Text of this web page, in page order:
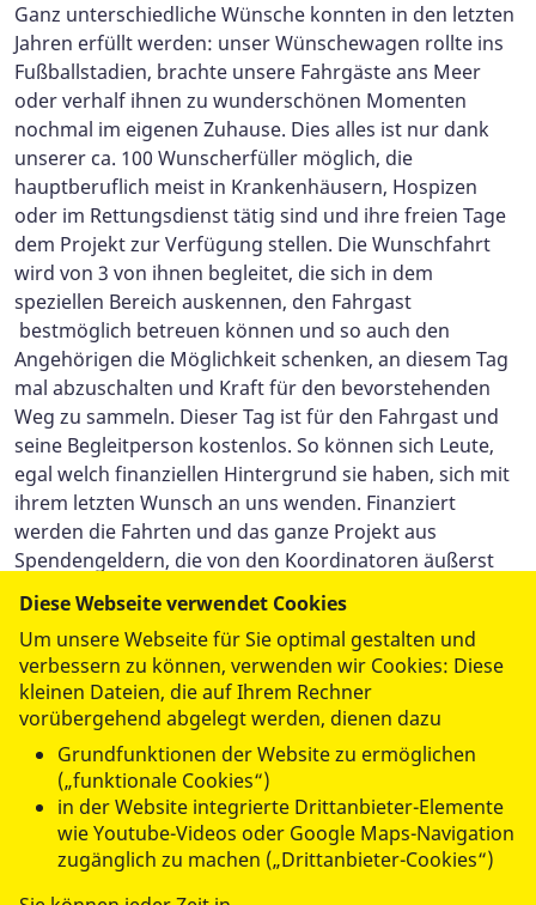
Ganz unterschiedliche Wünsche konnten in den letzten
Jahren erfüllt werden: unser Wünschewagen rollte ins
Fußballstadien, brachte unsere Fahrgäste ans Meer
oder verhalf ihnen zu wunderschönen Momenten
nochmal im eigenen Zuhause. Dies alles ist nur dank
unserer ca. 100 Wunscherfüller möglich, die
hauptberuflich meist in Krankenhäusern, Hospizen
oder im Rettungsdienst tätig sind und ihre freien Tage
dem Projekt zur Verfügung stellen. Die Wunschfahrt
wird von 3 von ihnen begleitet, die sich in dem
speziellen Bereich auskennen, den Fahrgast
bestmöglich betreuen können und so auch den
Angehörigen die Möglichkeit schenken, an diesem Tag
mal abzuschalten und Kraft für den bevorstehenden
Weg zu sammeln. Dieser Tag ist für den Fahrgast und
seine Begleitperson kostenlos. So können sich Leute,
egal welch finanziellen Hintergrund sie haben, sich mit
ihrem letzten Wunsch an uns wenden. Finanziert
werden die Fahrten und das ganze Projekt aus
Spendengeldern, die von den Koordinatoren äußerst
sorgfältig verwaltet und eingebracht werden. Leider
werden Wünsche oft zu spät geäußert, sodass viele
Fahrten in letzter Minute abgesagt werden mussten, da
sich der Zustand des Fahrgastes akut verschlechtert
hatte.
Hoffen wir alle zusammen, dass unser Wünschewagen
noch viele Jahre durch Allgäu/Schwaben rollt,
zahlreiche letzte Wünsche erfüllen kann, die
ehrenamtlichen Wunscherfüller weiterhin bereit sind,
ihre Zeit in das Projekt zu investieren und die nötigen
Diese Webseite verwendet Cookies
Um unsere Webseite für Sie optimal gestalten und
verbessern zu können, verwenden wir Cookies: Diese
kleinen Dateien, die auf Ihrem Rechner
vorübergehend abgelegt werden, dienen dazu
Grundfunktionen der Website zu ermöglichen
(„funktionale Cookies“)
in der Website integrierte Drittanbieter-Elemente
wie Youtube-Videos oder Google Maps-Navigation
zugänglich zu machen („Drittanbieter-Cookies“)